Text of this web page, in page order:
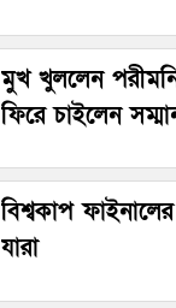
মুখ খুললেন পরীমনি,
ফিরে চাইলেন
বিশ্বকাপ
যারা